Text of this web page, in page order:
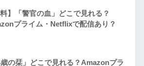
料】「警官の血」どこで見れる？
プライム・Netflixで配信あり？
歳の栞」どこで見れる？Amazonプラ